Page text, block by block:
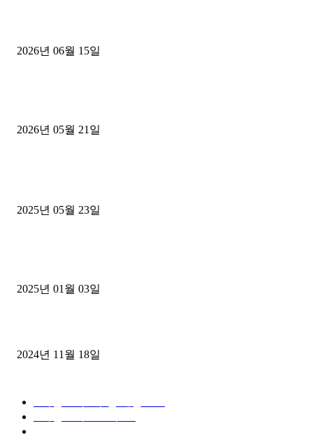
2026년 06월 15일
2026년 05월 21일
2025년 05월 23일
2025년 01월 03일
2024년 11월 18일